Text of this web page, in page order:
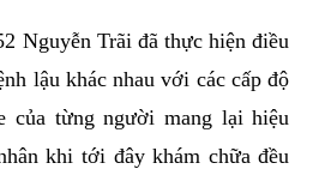
Nguyễn Trãi đã thực hiện điều
lậu khác nhau với các cấp độ
của từng người mang lại hiệu
khi tới đây khám chữa đều